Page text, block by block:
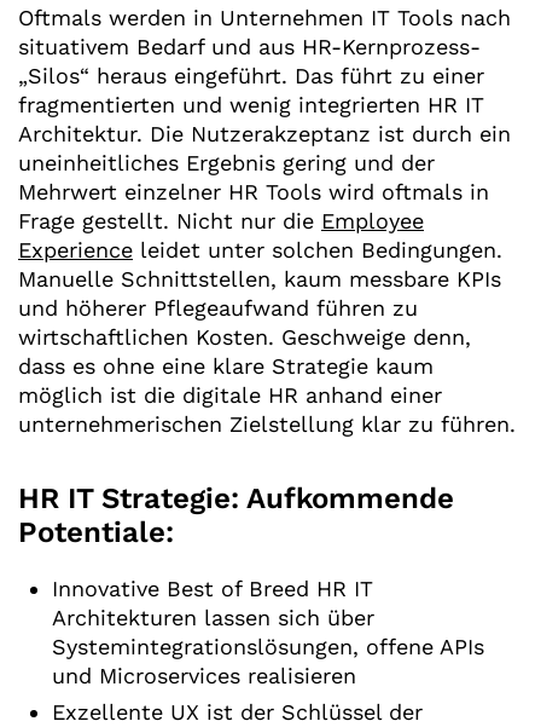
Oftmals werden in Unternehmen IT Tools nach
situativem Bedarf und aus HR-Kernprozess-
„Silos“ heraus eingeführt. Das führt zu einer
fragmentierten und wenig integrierten HR IT
Architektur. Die Nutzerakzeptanz ist durch ein
uneinheitliches Ergebnis gering und der
Mehrwert einzelner HR Tools wird oftmals in
Frage gestellt. Nicht nur die Employee
Experience leidet unter solchen Bedingungen.
Manuelle Schnittstellen, kaum messbare KPIs
und höherer Pflegeaufwand führen zu
wirtschaftlichen Kosten. Geschweige denn,
dass es ohne eine klare Strategie kaum
möglich ist die digitale HR anhand einer
unternehmerischen Zielstellung klar zu führen.
HR IT Strategie: Aufkommende
Potentiale:
Innovative Best of Breed HR IT
Architekturen lassen sich über
Systemintegrationslösungen, offene APIs
und Microservices realisieren
Exzellente UX ist der Schlüssel der